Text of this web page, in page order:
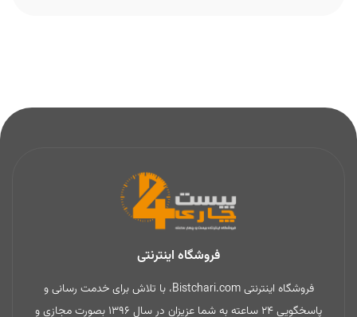
فروشگاه اینترنتی
فروشگاه اینترنتی Bistchari.com، با تلاش برای خدمت رسانی و
پاسخگویی 24 ساعته به شما عزیزان در سال 1396 بصورت مجازی و